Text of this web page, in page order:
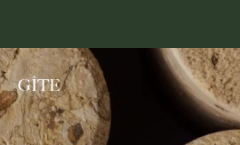
GÎTE